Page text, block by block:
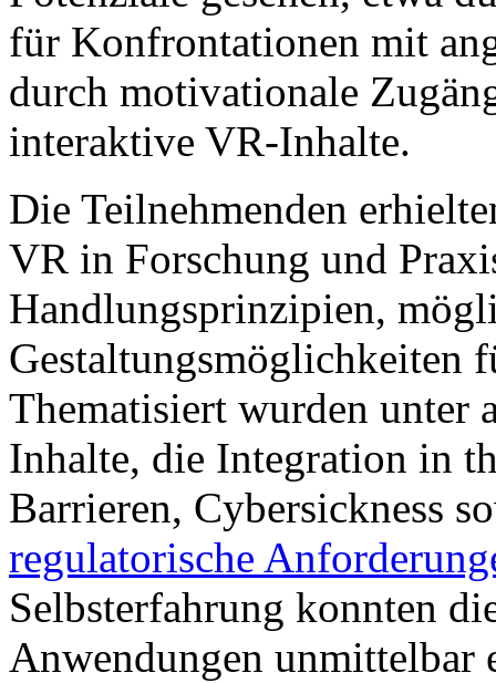
für Konfrontationen mit
durch motivationale
interaktive VR-Inhalte.
Die Teilnehmenden
VR in Forschung und
Handlungsprinzipien,
Gestaltungsmöglichkeiten
Thematisiert wurden unter
Inhalte, die Integration in
Barrieren, Cybersickness
regulatorische
Selbsterfahrung konnten
Anwendungen unmittelbar